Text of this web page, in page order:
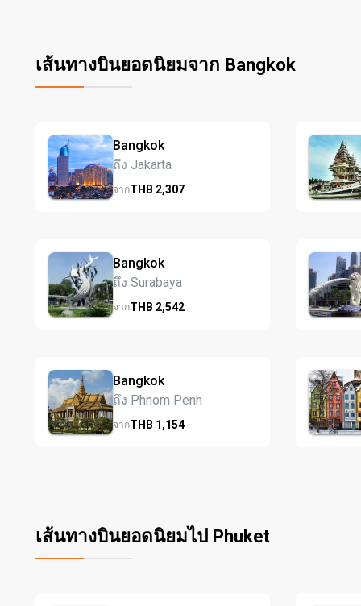
เส้นทางบินยอดนิยมจาก Bangkok
Bangkok
ถึง Jakarta
จากTHB 2,307
Bangkok
ถึง Surabaya
จากTHB 2,542
Bangkok
ถึง Phnom Penh
จากTHB 1,154
เส้นทางบินยอดนิยมไป Phuket